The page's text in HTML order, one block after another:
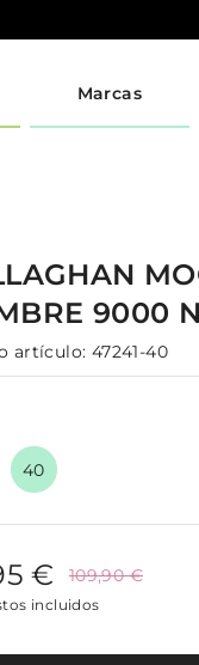
Marcas
9000
artículo: 47241-40
40
€ 109,90 €
incluidos